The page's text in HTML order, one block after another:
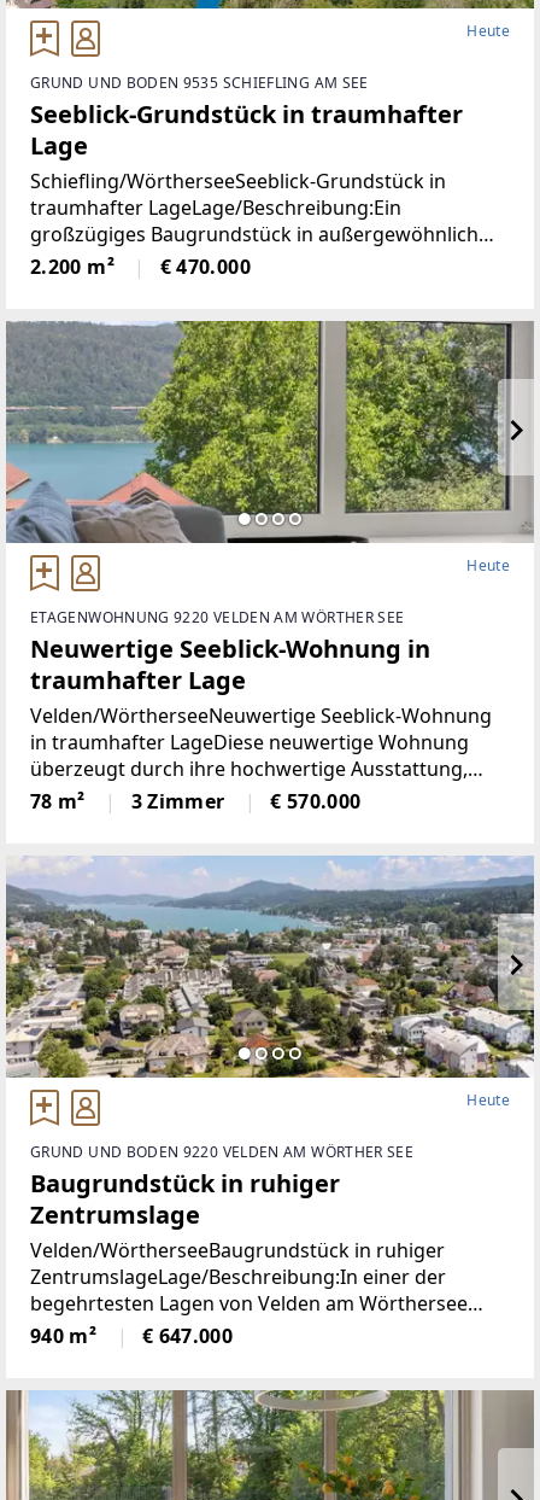
Heute
GRUND UND BODEN 9535 SCHIEFLING AM SEE
Seeblick-Grundstück in traumhafter
Lage
Schiefling/WörtherseeSeeblick-Grundstück in
traumhafter LageLage/Beschreibung:Ein
großzügiges Baugrundstück in außergewöhnlich
ruhiger Aussichtslage mit beeindruckendem
Weitblick über den Wörthersee und die umliegende
2.200 m² € 470.000
Heute
ETAGENWOHNUNG 9220 VELDEN AM WÖRTHER SEE
Neuwertige Seeblick-Wohnung in
traumhafter Lage
Velden/WörtherseeNeuwertige Seeblick-Wohnung
in traumhafter LageDiese neuwertige Wohnung
überzeugt durch ihre hochwertige Ausstattung,
durchdachte Raumaufteilung und einen
eindrucksvollen Blick auf den Wörthersee. Auf rund
78 m² 3 Zimmer € 570.000
Heute
GRUND UND BODEN 9220 VELDEN AM WÖRTHER SEE
Baugrundstück in ruhiger
Zentrumslage
Velden/WörtherseeBaugrundstück in ruhiger
ZentrumslageLage/Beschreibung:In einer der
begehrtesten Lagen von Velden am Wörthersee
befindet sich dieses ca. 940 m² große Grundstück,
das mit seiner ruhigen und dennoch zentralen Lage
940 m² € 647.000